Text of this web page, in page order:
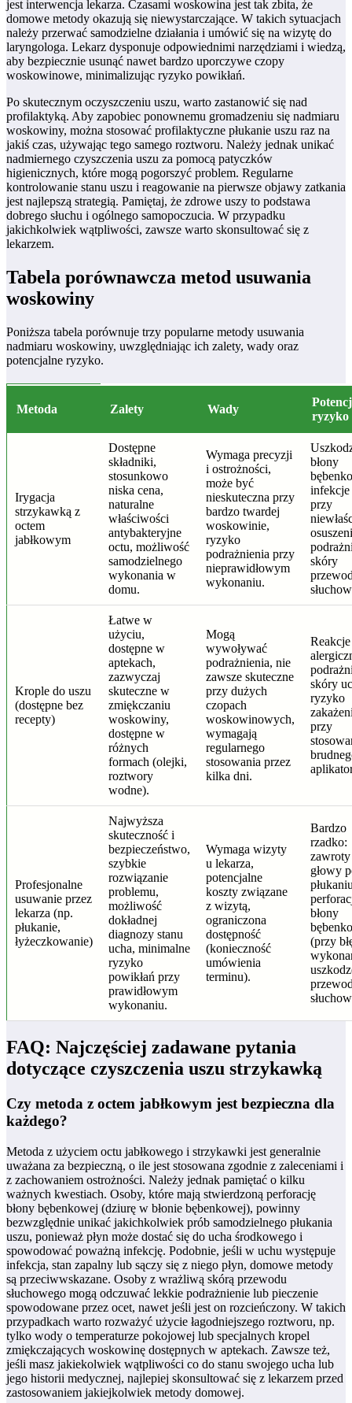
jest interwencja lekarza. Czasami woskowina jest tak zbita, że
domowe metody okazują się niewystarczające. W takich sytuacjach
należy przerwać samodzielne działania i umówić się na wizytę do
laryngologa. Lekarz dysponuje odpowiednimi narzędziami i wiedzą,
aby bezpiecznie usunąć nawet bardzo uporczywe czopy
woskowinowe, minimalizując ryzyko powikłań.
Po skutecznym oczyszczeniu uszu, warto zastanowić się nad
profilaktyką. Aby zapobiec ponownemu gromadzeniu się nadmiaru
woskowiny, można stosować profilaktyczne płukanie uszu raz na
jakiś czas, używając tego samego roztworu. Należy jednak unikać
nadmiernego czyszczenia uszu za pomocą patyczków
higienicznych, które mogą pogorszyć problem. Regularne
kontrolowanie stanu uszu i reagowanie na pierwsze objawy zatkania
jest najlepszą strategią. Pamiętaj, że zdrowe uszy to podstawa
dobrego słuchu i ogólnego samopoczucia. W przypadku
jakichkolwiek wątpliwości, zawsze warto skonsultować się z
lekarzem.
Tabela porównawcza metod usuwania
woskowiny
Poniższa tabela porównuje trzy popularne metody usuwania
nadmiaru woskowiny, uwzględniając ich zalety, wady oraz
potencjalne ryzyko.
Metoda Zalety Wady
ryzyko
Irygacja
strzykawką z
octem
jabłkowym
Dostępne
składniki,
stosunkowo
niska cena,
naturalne
właściwości
antybakteryjne
octu, możliwość
samodzielnego
wykonania w
domu.
Wymaga precyzji
i ostrożności,
może być
nieskuteczna przy
bardzo twardej
woskowinie,
ryzyko
podrażnienia przy
nieprawidłowym
wykonaniu.
błony
infekcje
przy
skóry
Krople do uszu
(dostępne bez
recepty)
Łatwe w
użyciu,
dostępne w
aptekach,
zazwyczaj
skuteczne w
zmiękczaniu
woskowiny,
dostępne w
różnych
formach (olejki,
roztwory
wodne).
Mogą
wywoływać
podrażnienia, nie
zawsze skuteczne
przy dużych
czopach
woskowinowych,
wymagają
regularnego
stosowania przez
kilka dni.
Reakcje
skóry
ryzyko
przy
Profesjonalne
usuwanie przez
lekarza (np.
płukanie,
łyżeczkowanie)
Najwyższa
skuteczność i
bezpieczeństwo,
szybkie
rozwiązanie
problemu,
możliwość
dokładnej
diagnozy stanu
ucha, minimalne
ryzyko
powikłań przy
prawidłowym
wykonaniu.
Wymaga wizyty
u lekarza,
potencjalne
koszty związane
z wizytą,
ograniczona
dostępność
(konieczność
umówienia
terminu).
Bardzo
rzadko:
zawroty
głowy
błony
(przy
FAQ: Najczęściej zadawane pytania
dotyczące czyszczenia uszu strzykawką
Czy metoda z octem jabłkowym jest bezpieczna dla
każdego?
Metoda z użyciem octu jabłkowego i strzykawki jest generalnie
uważana za bezpieczną, o ile jest stosowana zgodnie z zaleceniami i
z zachowaniem ostrożności. Należy jednak pamiętać o kilku
ważnych kwestiach. Osoby, które mają stwierdzoną perforację
błony bębenkowej (dziurę w błonie bębenkowej), powinny
bezwzględnie unikać jakichkolwiek prób samodzielnego płukania
uszu, ponieważ płyn może dostać się do ucha środkowego i
spowodować poważną infekcję. Podobnie, jeśli w uchu występuje
infekcja, stan zapalny lub sączy się z niego płyn, domowe metody
są przeciwwskazane. Osoby z wrażliwą skórą przewodu
słuchowego mogą odczuwać lekkie podrażnienie lub pieczenie
spowodowane przez ocet, nawet jeśli jest on rozcieńczony. W takich
przypadkach warto rozważyć użycie łagodniejszego roztworu, np.
tylko wody o temperaturze pokojowej lub specjalnych kropel
zmiękczających woskowinę dostępnych w aptekach. Zawsze też,
jeśli masz jakiekolwiek wątpliwości co do stanu swojego ucha lub
jego historii medycznej, najlepiej skonsultować się z lekarzem przed
zastosowaniem jakiejkolwiek metody domowej.